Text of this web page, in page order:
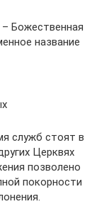
– Божественная
название
служб стоят в
Церквях
позволено
покорности